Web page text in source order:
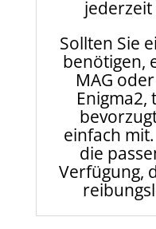
Sollten Sie
benötigen,
MAG
Enigma2,
einfach
die
Verfügung,